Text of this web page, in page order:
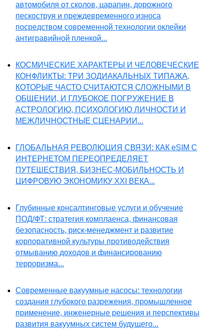
автомобиля от сколов, царапин, дорожного
пескоструя и преждевременного износа
посредством современной технологии оклейки
антигравийной пленкой...
КОСМИЧЕСКИЕ ХАРАКТЕРЫ И ЧЕЛОВЕЧЕСКИЕ
КОНФЛИКТЫ: ТРИ ЗОДИАКАЛЬНЫХ ТИПАЖА,
КОТОРЫЕ ЧАСТО СЧИТАЮТСЯ СЛОЖНЫМИ В
ОБЩЕНИИ, И ГЛУБОКОЕ ПОГРУЖЕНИЕ В
АСТРОЛОГИЮ, ПСИХОЛОГИЮ ЛИЧНОСТИ И
МЕЖЛИЧНОСТНЫЕ СЦЕНАРИИ...
ГЛОБАЛЬНАЯ РЕВОЛЮЦИЯ СВЯЗИ: КАК eSIM С
ИНТЕРНЕТОМ ПЕРЕОПРЕДЕЛЯЕТ
ПУТЕШЕСТВИЯ, БИЗНЕС-МОБИЛЬНОСТЬ И
ЦИФРОВУЮ ЭКОНОМИКУ XXI ВЕКА...
Глубинные консалтинговые услуги и обучение
ПОД/ФТ: стратегия комплаенса, финансовая
безопасность, риск-менеджмент и развитие
корпоративной культуры противодействия
отмыванию доходов и финансированию
терроризма...
Современные вакуумные насосы: технологии
создания глубокого разрежения, промышленное
применение, инженерные решения и перспективы
развития вакуумных систем будущего...